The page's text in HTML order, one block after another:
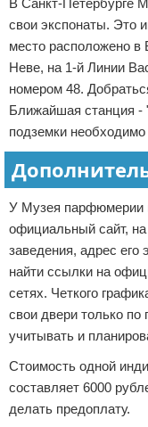
В Санкт-Петербурге
свои экспонаты. Это
место расположено в
Неве, на 1-й Линии
номером 48.
Ближайшая станция -
подземки необходимо
У Музея парфюмерии
официальный сайт,
заведения, адрес его
найти ссылки на
сетях. Четкого
свои двери только по
учитывать и
Стоимость одной
составляет 6000
делать предоплату.